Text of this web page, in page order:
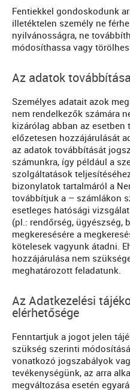
Fentiekkel gondoskodunk
illetéktelen személy ne
nyilvánosságra, ne
módosíthassa vagy
Az adatok továbbítása
Személyes adatait azok
nem rendelkezők számára
kizárólag abban az esetben
előzetesen hozzájárulását
az adatok továbbítását
számunkra, így például a
szolgáltatások
bizonylatok tartalmáról a
továbbítjuk a – számlákon
esetleges hatósági
(pl.: rendőrség, ügyészség,
megkeresésére a
kötelesek vagyunk átadni.
hozzájárulása nem
meghatározott feladatunk.
Az Adatkezelési
elérhetősége
Fenntartjuk a jogot jelen
szükség szerinti
vonatkozó jogszabályok
tevékenységünk, az arra
megváltozása esetén